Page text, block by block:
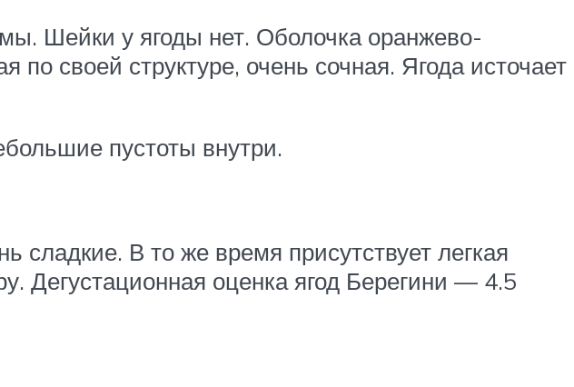
Шейки у ягоды нет. Оболочка оранжево-
по своей структуре, очень сочная. Ягода источает
пустоты внутри.
сладкие. В то же время присутствует легкая
Дегустационная оценка ягод Берегини — 4.5